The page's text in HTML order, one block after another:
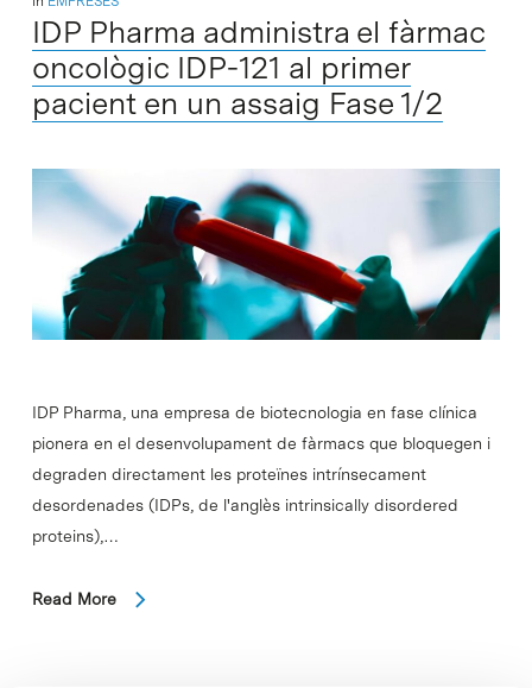
IDP Pharma administra el fàrmac
oncològic IDP-121 al primer
pacient en un assaig Fase 1/2
IDP Pharma, una empresa de biotecnologia en fase clínica
pionera en el desenvolupament de fàrmacs que bloquegen i
degraden directament les proteïnes intrínsecament
desordenades (IDPs, de l'anglès intrinsically disordered
proteins),…
Read More